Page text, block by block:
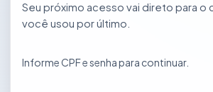
Seu próximo acesso vai direto para o
você usou por último.
Informe CPF e senha para continuar.